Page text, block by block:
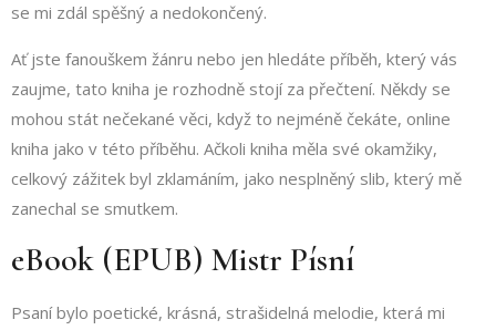
se mi zdál spěšný a nedokončený.
Ať jste fanouškem žánru nebo jen hledáte příběh, který vás
zaujme, tato kniha je rozhodně stojí za přečtení. Někdy se
mohou stát nečekané věci, když to nejméně čekáte, online
kniha jako v této příběhu. Ačkoli kniha měla své okamžiky,
celkový zážitek byl zklamáním, jako nesplněný slib, který mě
zanechal se smutkem.
eBook (EPUB) Mistr Písní
Psaní bylo poetické, krásná, strašidelná melodie, která mi